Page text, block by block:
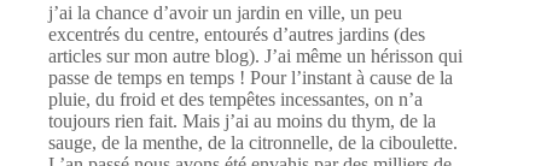
j’ai la chance d’avoir un jardin en ville, un peu
excentrés du centre, entourés d’autres jardins (des
articles sur mon autre blog). J’ai même un hérisson qui
passe de temps en temps ! Pour l’instant à cause de la
pluie, du froid et des tempêtes incessantes, on n’a
toujours rien fait. Mais j’ai au moins du thym, de la
sauge, de la menthe, de la citronnelle, de la ciboulette.